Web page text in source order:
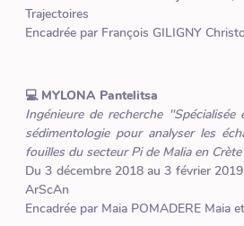
Trajectoires
Encadrée par François GILIGNY
💻 MYLONA Pantelitsa
Ingénieure de recherche
sédimentologie pour analyser les
fouilles du secteur Pi de Malia en
Du 3 décembre 2018 au 3 février
ArScAn
Encadrée par Maia POMADERE Maia